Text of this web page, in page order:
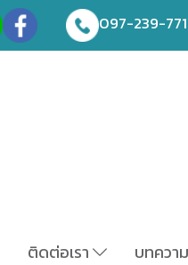
097-239-
ติดต่อเรา บทความ